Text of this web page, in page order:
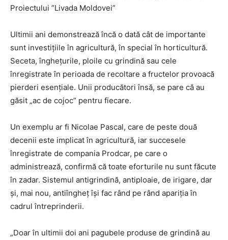
Proiectului ”Livada Moldovei”
Ultimii ani demonstrează încă o dată cât de importante
sunt investițiile în agricultură, în special în horticultură.
Seceta, înghețurile, ploile cu grindină sau cele
înregistrate în perioada de recoltare a fructelor provoacă
pierderi esențiale. Unii producători însă, se pare că au
găsit „ac de cojoc” pentru fiecare.
Un exemplu ar fi Nicolae Pascal, care de peste două
decenii este implicat în agricultură, iar succesele
înregistrate de compania Prodcar, pe care o
administrează, confirmă că toate eforturile nu sunt făcute
în zadar. Sistemul antigrindină, antiploaie, de irigare, dar
și, mai nou, antiîngheț își fac rând pe rând apariția în
cadrul întreprinderii.
„Doar în ultimii doi ani pagubele produse de grindină au